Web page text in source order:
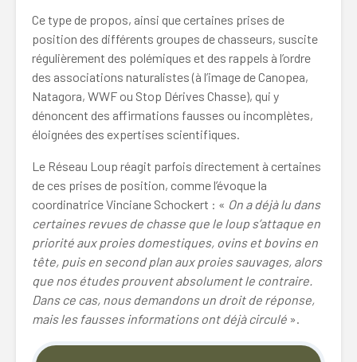
Ce type de propos, ainsi que certaines prises de
position des différents groupes de chasseurs, suscite
régulièrement des polémiques et des rappels à l’ordre
des associations naturalistes (à l’image de Canopea,
Natagora, WWF ou Stop Dérives Chasse), qui y
dénoncent des affirmations fausses ou incomplètes,
éloignées des expertises scientifiques.
Le Réseau Loup réagit parfois directement à certaines
de ces prises de position, comme l’évoque la
coordinatrice Vinciane Schockert : « On a déjà lu dans
certaines revues de chasse que le loup s’attaque en
priorité aux proies domestiques, ovins et bovins en
tête, puis en second plan aux proies sauvages, alors
que nos études prouvent absolument le contraire.
Dans ce cas, nous demandons un droit de réponse,
mais les fausses informations ont déjà circulé ».